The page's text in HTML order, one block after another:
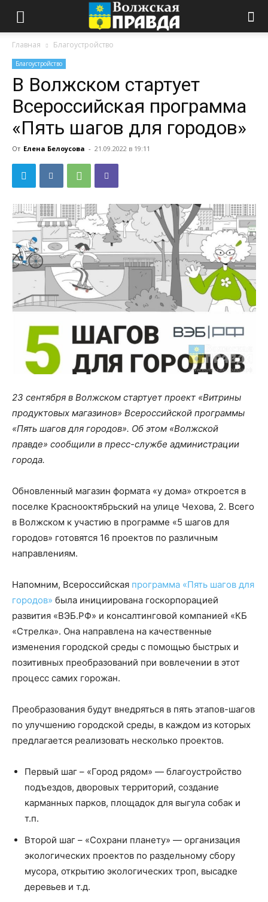
Главная Благоустройство
Благоустройство
В Волжском стартует
Всероссийская программа
«Пять шагов для городов»
От Елена Белоусова - 21.09.2022 в 19:11
23 сентября в Волжском стартует проект «Витрины
продуктовых магазинов» Всероссийской программы
«Пять шагов для городов». Об этом «Волжской
правде» сообщили в пресс-службе администрации
города.
Обновленный магазин формата «у дома» откроется в
поселке Краснооктябрьский на улице Чехова, 2. Всего
в Волжском к участию в программе «5 шагов для
городов» готовятся 16 проектов по различным
направлениям.
Напомним, Всероссийская программа «Пять шагов для
городов» была инициирована госкорпорацией
развития «ВЭБ.РФ» и консалтинговой компанией «КБ
«Стрелка». Она направлена на качественные
изменения городской среды с помощью быстрых и
позитивных преобразований при вовлечении в этот
процесс самих горожан.
Преобразования будут внедряться в пять этапов-шагов
по улучшению городской среды, в каждом из которых
предлагается реализовать несколько проектов.
Первый шаг – «Город рядом» — благоустройство
подъездов, дворовых территорий, создание
карманных парков, площадок для выгула собак и
т.п.
Второй шаг – «Сохрани планету» — организация
экологических проектов по раздельному сбору
мусора, открытию экологических троп, высадке
деревьев и т.д.